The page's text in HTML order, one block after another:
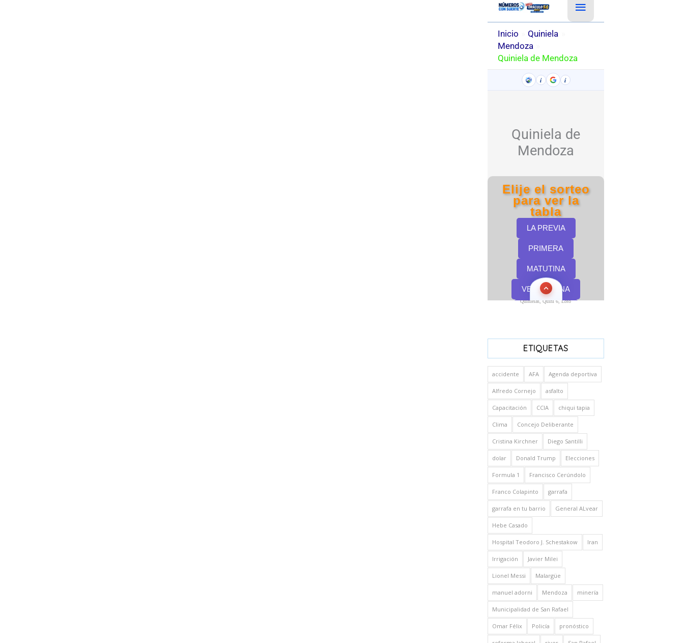
Quinielas, Quini 6, Loto
ETIQUETAS
accidente AFA Agenda deportiva
Alfredo Cornejo asfalto
Capacitación CCIA chiqui tapia
Clima Concejo Deliberante
Cristina Kirchner Diego Santilli
dolar Donald Trump Elecciones
Formula 1 Francisco Cerúndolo
Franco Colapinto garrafa
garrafa en tu barrio General ALvear
Hebe Casado
Hospital Teodoro J. Schestakow Iran
Irrigación Javier Milei
Lionel Messi Malargüe
manuel adorni Mendoza minería
Municipalidad de San Rafael
Omar Félix Policía pronóstico